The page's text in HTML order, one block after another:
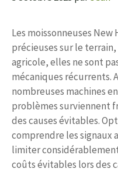
Les moissonneuses
précieuses sur le
agricole, elles ne sont
mécaniques récurrents.
nombreuses machines
problèmes surviennent
des causes évitables.
comprendre les signaux
limiter
coûts évitables lors des